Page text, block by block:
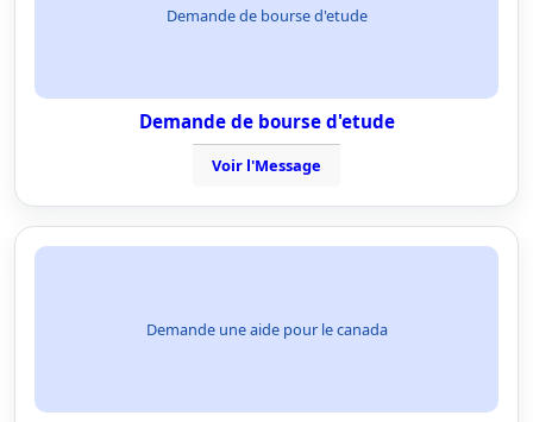
Demande de bourse d'etude
Demande de bourse d'etude
Voir l'Message
Demande une aide pour le canada